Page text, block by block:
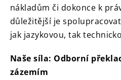
nákladům či dokonce k
důležitější je
jak jazykovou, tak
Naše síla: Odborní
zázemím